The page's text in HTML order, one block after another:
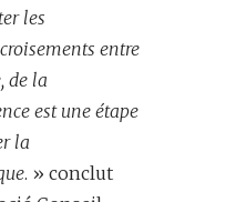
les
entre
de la
est une étape
la
. » conclut